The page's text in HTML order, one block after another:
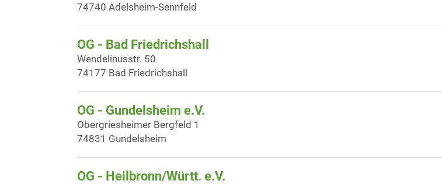
74740 Adelsheim-Sennfeld
OG - Bad Friedrichshall
Wendelinusstr. 50
74177 Bad Friedrichshall
OG - Gundelsheim e.V.
Obergriesheimer Bergfeld 1
74831 Gundelsheim
OG - Heilbronn/Württ. e.V.